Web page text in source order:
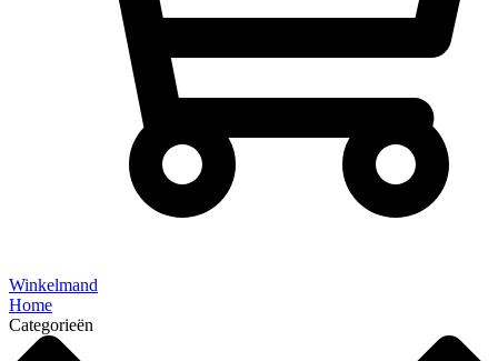
Winkelmand
Home
Categorieën